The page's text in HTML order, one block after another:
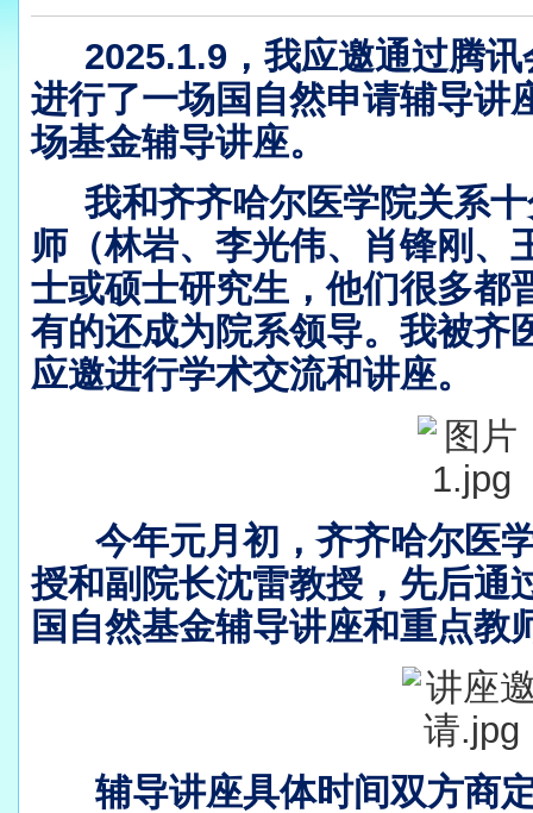
2025.1.9，我应邀通过腾
进行了一场国自然申请辅导讲
场基金辅导讲座。
我和齐齐哈尔医学院关系
师（林岩、李光伟、肖锋刚、
士或硕士研究生，他们很多都
有的还成为院系领导。我被齐
应邀进行学术交流和讲座。
今年元月初，齐齐哈尔医
授和副院长沈雷教授，先后通
国自然基金辅导讲座和重点教
辅导讲座具体时间双方商